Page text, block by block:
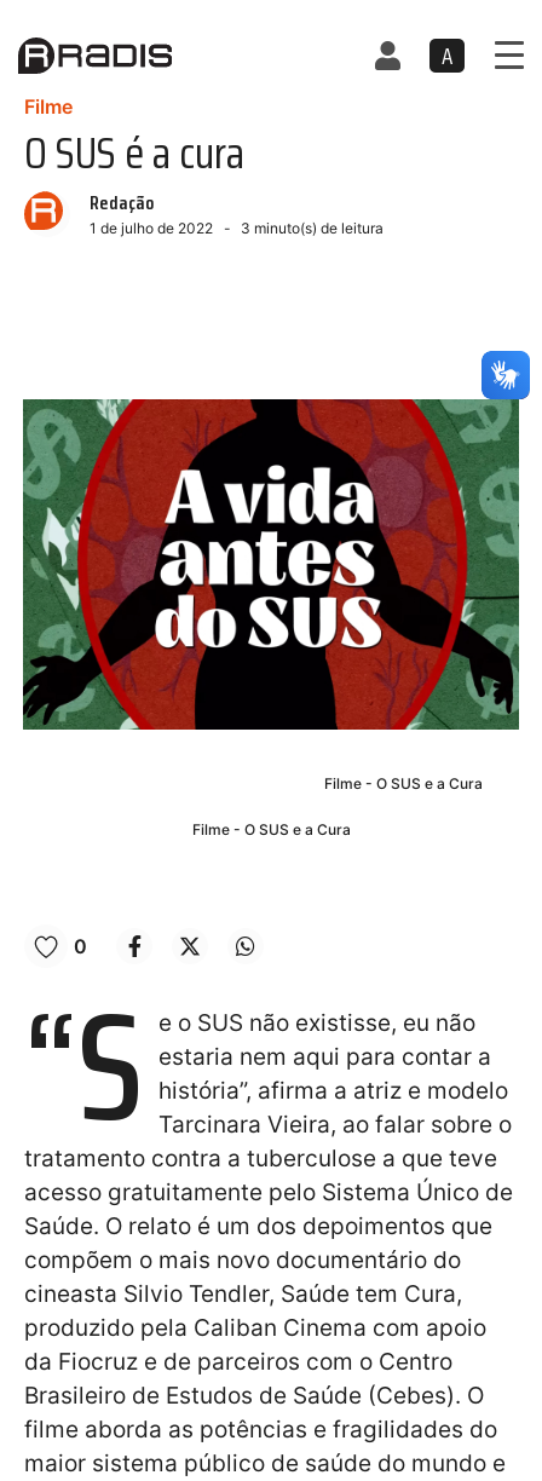
A
Filme - O SUS e a Cura
Filme - O SUS e a Cura
Filme
O SUS é a cura
Redação
1 de julho de 2022 3 minuto(s) de leitura
0
“S
e o SUS não existisse, eu não
estaria nem aqui para contar a
história”, afirma a atriz e modelo
Tarcinara Vieira, ao falar sobre o
tratamento contra a tuberculose a que teve
acesso gratuitamente pelo Sistema Único de
Saúde. O relato é um dos depoimentos que
compõem o mais novo documentário do
cineasta Silvio Tendler, Saúde tem Cura,
produzido pela Caliban Cinema com apoio
da Fiocruz e de parceiros com o Centro
Brasileiro de Estudos de Saúde (Cebes). O
filme aborda as potências e fragilidades do
maior sistema público de saúde do mundo e